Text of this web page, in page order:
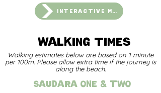
walking times
Walking estimates below are based on 1 minute
per 100m. Please allow extra time if the journey is
along the beach.
Saudara ONE & TWO